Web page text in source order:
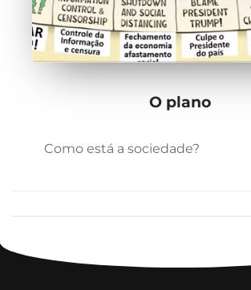
O plano
Como está a sociedade?